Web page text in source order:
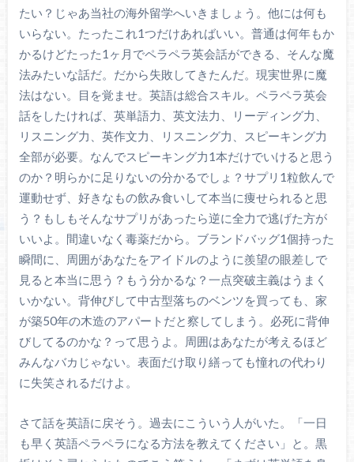
たい？じゃあ当社の海外留学へいきましょう。他には何も
いらない。たったこれ1つだけあればいい。普通は何年もか
かるけどたった1ヶ月でペラペラ英会話ができる、そんな魔
法みたいな話だ。だから失敗してきたんだ。現実世界に魔
法はない。目を覚ませ。英語は総合スキル。ペラペラ英会
話をしたければ、英単語力、英文法力、リーディング力、
リスニング力、英作文力、リスニング力、スピーキング力
全部が必要。なんでスピーキング力1本だけでいけると思う
のか？明らかに足りないの分かるでしょ？サプリ1粒飲んで
運動せず、好きなもの飲み食いして本当に痩せられると思
う？もしもそんなサプリがあったら逆に全力で逃げた方が
いいよ。間違いなく毒薬だから。ブランドバッグ1個持った
瞬間に、周囲があなたをアイドルのように羨望の眼差しで
見ると本当に思う？もう分かるな？一点突破主義はうまく
いかない。背伸びして中古型落ちのベンツを買っても、家
が築50年の木造のアパートだと察してしまう。必死に背伸
びしてるのかな？って思うよ。周囲はあなたが考えるほど
みんなバカじゃない。表面だけ取り繕っても憧れの代わり
に失笑されるだけよ。
さて話を英語に戻そう。過去にこういう人がいた。「一日
も早く英語ペラペラになる方法を教えてください」と。黒